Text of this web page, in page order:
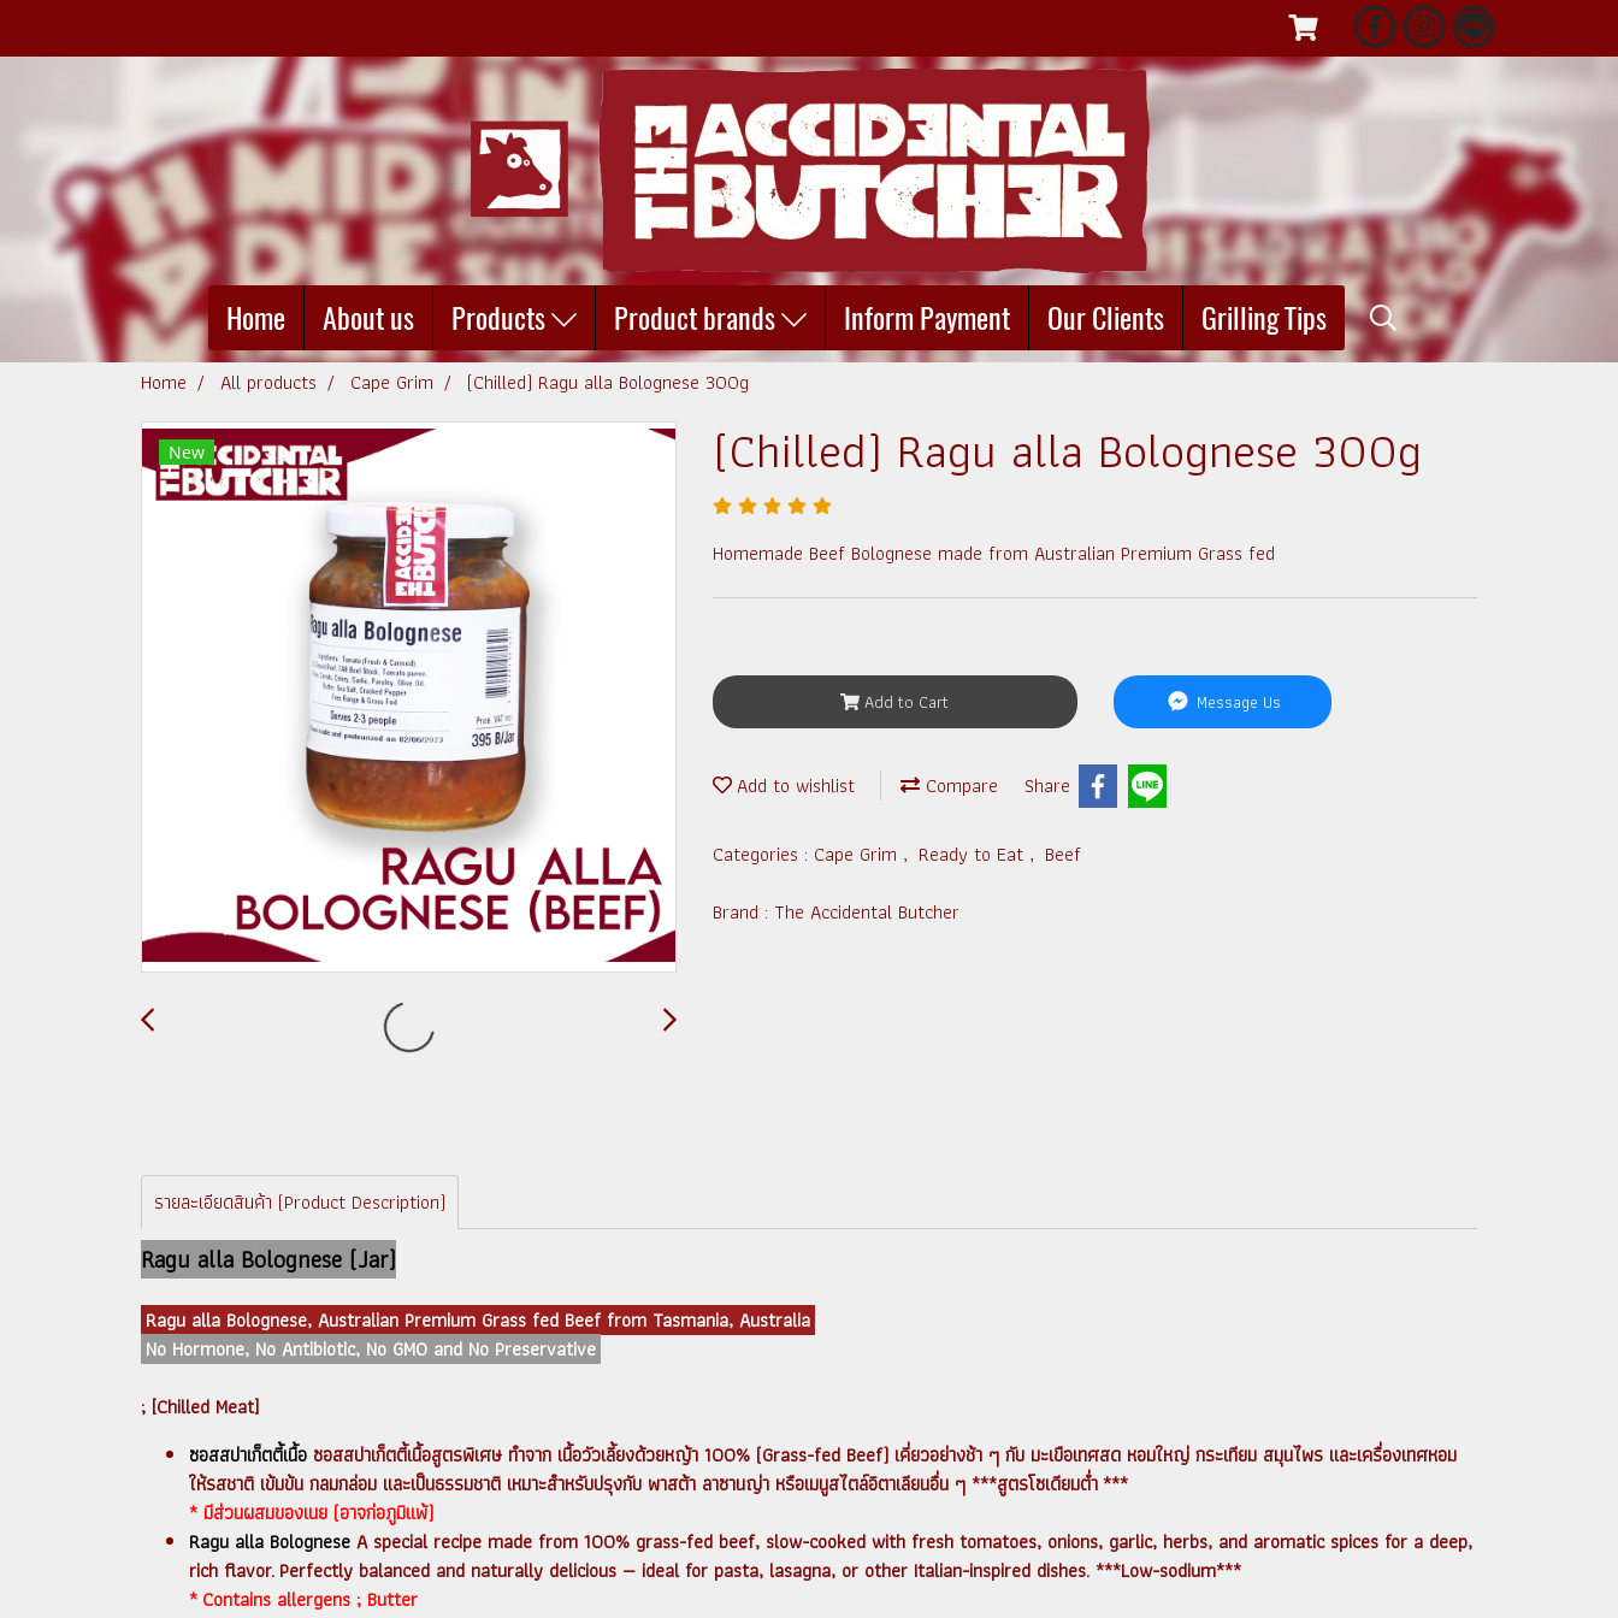
Home About us Products Product brands Inform Payment Our Clients Grilling Tips
Home All products Cape Grim (Chilled) Ragu alla Bolognese 300g
New (Chilled) Ragu alla Bolognese 300g
Homemade Beef Bolognese made from Australian Premium Grass fed
Add to Cart Message Us
Add to wishlist Compare Share
Categories : Cape Grim , Ready to Eat , Beef
Brand : The Accidental Butcher
รายละเอียดสินค้า (Product Description)
Ragu alla Bolognese (Jar)
Ragu alla Bolognese, Australian Premium Grass fed Beef from Tasmania, Australia
No Hormone, No Antibiotic, No GMO and No Preservative
; [Chilled Meat]
ซอสสปาเก็ตตี้เนื้อ ซอสสปาเก็ตตี้เนื้อสูตรพิเศษ ทำจาก เนื้อวัวเลี้ยงด้วยหญ้า 100% (Grass-fed Beef) เคี่ยวอย่างช้า ๆ กับ มะเขือเทศสด หอมใหญ่ กระเทียม สมุนไพร และเครื่องเทศหอม
ให้รสชาติ เข้มข้น กลมกล่อม และเป็นธรรมชาติ เหมาะสำหรับปรุงกับ พาสต้า ลาซานญ่า หรือเมนูสไตล์อิตาเลียนอื่น ๆ ***สูตรโซเดียมต่ำ ***
* มีส่วนผสมของเนย (อาจก่อภูมิแพ้)
Ragu alla Bolognese A special recipe made from 100% grass-fed beef, slow-cooked with fresh tomatoes, onions, garlic, herbs, and aromatic spices for a deep,
rich flavor. Perfectly balanced and naturally delicious — ideal for pasta, lasagna, or other Italian-inspired dishes. ***Low-sodium***
* Contains allergens ; Butter